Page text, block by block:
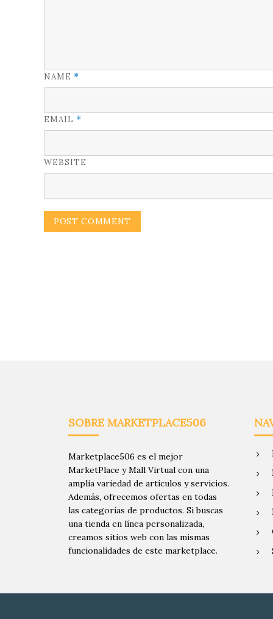
NAME *
EMAIL *
WEBSITE
SOBRE MARKETPLACE506
Marketplace506 es el mejor
MarketPlace y Mall Virtual con una
amplia variedad de artículos y servicios.
Además, ofrecemos ofertas en todas
las categorías de productos. Si buscas
una tienda en línea personalizada,
creamos sitios web con las mismas
funcionalidades de este marketplace.